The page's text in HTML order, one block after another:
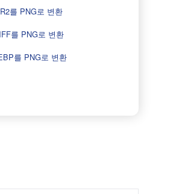
를 PNG로 변환
를 PNG로 변환
를 PNG로 변환